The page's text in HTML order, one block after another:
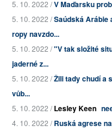
5. 10. 2022 /V Maďarsku
5. 10. 2022 /Saúdská Arábie
ropy navzdo...
5. 10. 2022 /"V tak složité
jaderné z...
5. 10. 2022 /Žili tady chudí a
vůb...
5. 10. 2022 /Lesley Keen
4. 10. 2022 /Ruská agrese